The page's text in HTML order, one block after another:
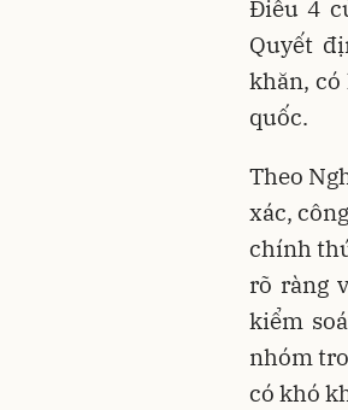
Điều 4
Quyết
khăn,
quốc.
Theo
xác,
chính
rõ ràng
kiểm
nhóm
có khó